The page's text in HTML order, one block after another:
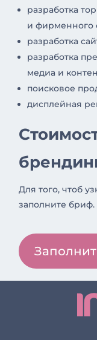
разработка
и фирменного
разработка
разработка
медиа и
поисковое
дисплейная
Для того, чтоб
заполните бриф.